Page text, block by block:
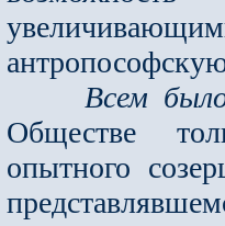
Всем
Обществе
опытного